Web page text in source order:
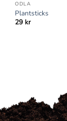
ODLA
Plantsticks
29 kr